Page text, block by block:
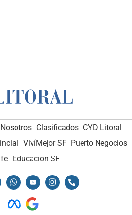
Clasificados CYD Litoral
VivíMejor SF Puerto Negocios
Educacion SF